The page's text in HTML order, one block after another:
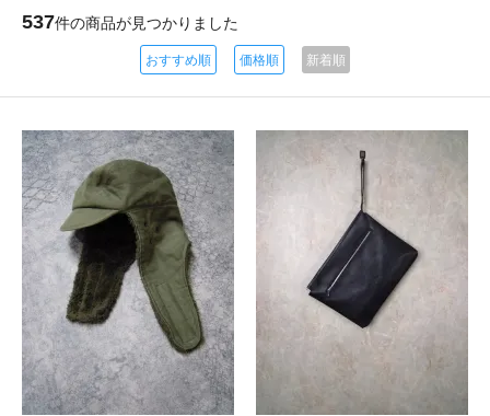
537件の商品が見つかりました
おすすめ順 価格順 新着順